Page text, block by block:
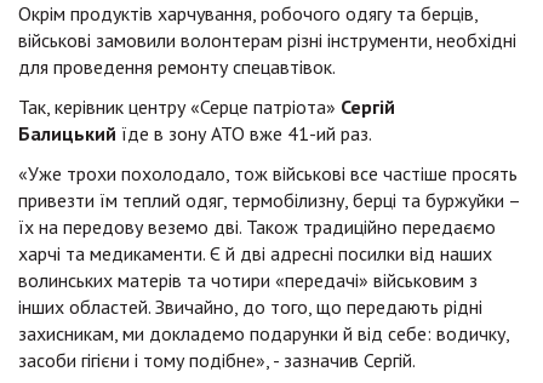
Окрім продуктів харчування, робочого одягу та берців,
військові замовили волонтерам різні інструменти, необхідні
для проведення ремонту спецавтівок.
Так, керівник центру «Серце патріота» Сергій
Балицький їде в зону АТО вже 41-ий раз.
«Уже трохи похолодало, тож військові все частіше просять
привезти їм теплий одяг, термобілизну, берці та буржуйки –
їх на передову веземо дві. Також традиційно передаємо
харчі та медикаменти. Є й дві адресні посилки від наших
волинських матерів та чотири «передачі» військовим з
інших областей. Звичайно, до того, що передають рідні
захисникам, ми докладемо подарунки й від себе: водичку,
засоби гігієни і тому подібне», - зазначив Сергій.